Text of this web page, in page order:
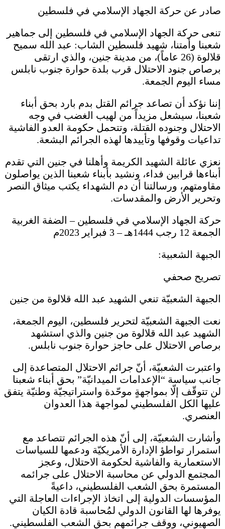
صادر عن حركة الجهاد الإسلامي في فلسطين
تنعى حركة الجهاد الإسلامي في فلسطين إلى جماهير
شعبنا وأمتنا، شهيد فلسطين الشاب: عبد الله سميح
قلالوة (26 عاماً)، من مدينة جنين، والذي ارتقى
برصاص جنود الاحتلال قرب بلدة حوارة جنوب نابلس
مساء اليوم الجمعة.
إننا نؤكد أن تصاعد جرائم القتل بدم بارد بحق أبناء
شعبنا، سيشعل مزيداً من لهيب الغضب في وجه
الاحتلال وجنوده القتلة، وتتحمل حكومة العدو الفاشية
تداعيات وقوفها وتأييدها لهذه الجرائم البشعة.
نعزي عائلة الشهيد الكريمة وأهلنا في جنين التي تقدم
أبناءها قرابين فداء، ونشيد بأبناء شعبنا الذين يواصلون
مقاومتهم، ورسالتنا أن دم الشهداء يكتب ميثاق النصر
وتحرير الأرض والمقدسات.
حركة الجهاد الإسلامي في فلسطين – الضفة الغربية
الجمعة 12 رجب 1444هـ – 3 فبراير 2023م
الجبهة الشعبية:
تصريح صحفي
الجبهة الشعبيّة تنعي الشهيد عبد الله قلالوة من جنين
نعت الجبهة الشعبيّة لتحرير فلسطين، اليوم الجمعة،
الشهيد عبد الله قلالوة من جنين والذي استشهد
برصاص الاحتلال على حاجز حوارة جنوب نابلس.
واعتبرت الشعبيّة، أنّ جرائم الاحتلال المتصاعدة إلى
جانب سياسة “الإعدامات الميدانيّة” بحق أبناء شعبنا
لن تتوقّف إلّا بمواجهةٍ موحّدة واستراتيجيّة وطنيّة يتفق
عليها الكل الفلسطيني لمواجهة هذا العدوان
العنصري.
وأشارت الشعبيّة، إلى أنّ هذه الجرائم تتصاعد مع
استمرار تواطؤ الإدارة الأمريكيّة ودعمها للسياسات
الاستعمارية والفاشية لحكومة الاحتلال، وعجز
المجتمع الدولي عن محاسبة الاحتلال على جرائمه
المستمرة بحق الشعب الفلسطيني، داعيةً
المؤسسات الدولية إلى اتخاذ الإجراءات العاجلة التي
يوفرها لها القانون الدولي لمُحاسبة قادة الكيان
الصهيوني، ووقف جرائمهم بحق الشعب الفلسطيني.